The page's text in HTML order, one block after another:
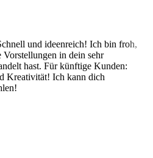
und ideenreich! Ich bin froh,
Vorstellungen in dein sehr
hast. Für künftige Kunden:
Kreativität! Ich kann dich